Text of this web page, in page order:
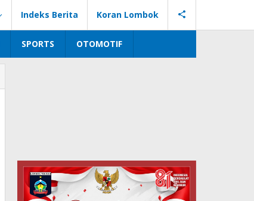
Indeks Berita Koran Lombok
SPORTS OTOMOTIF